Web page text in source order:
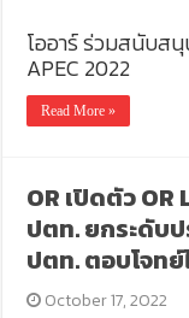
โออาร์ ร่วมสนับส
APEC 2022
Read More »
OR เปิดตัว
ปตท. ยกระดับ
ปตท. ตอบโจท
October 17, 2022